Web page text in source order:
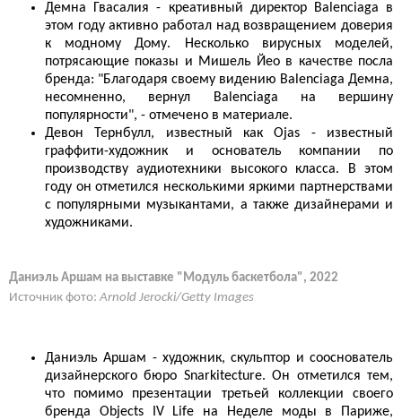
Демна Гвасалия - креативный директор Balenciaga в
этом году активно работал над возвращением доверия
к модному Дому. Несколько вирусных моделей,
потрясающие показы и Мишель Йео в качестве посла
бренда: "Благодаря своему видению Balenciaga Демна,
несомненно, вернул Balenciaga на вершину
популярности", - отмечено в материале.
Девон Тернбулл, известный как Ojas - известный
граффити-художник и основатель компании по
производству аудиотехники высокого класса. В этом
году он отметился несколькими яркими партнерствами
с популярными музыкантами, а также дизайнерами и
художниками.
Даниэль Аршам на выставке "Модуль баскетбола", 2022
Источник фото: Arnold Jerocki/Getty Images
Даниэль Аршам - художник, скульптор и сооснователь
дизайнерского бюро Snarkitecture. Он отметился тем,
что помимо презентации третьей коллекции своего
бренда Objects IV Life на Неделе моды в Париже,